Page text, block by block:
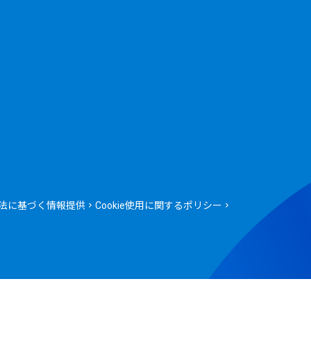
に基づく情報提供 Cookie使用に関するポリシー